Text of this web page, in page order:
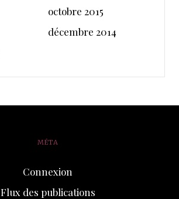
octobre 2015
décembre 2014
MÉTA
Connexion
Flux des publications